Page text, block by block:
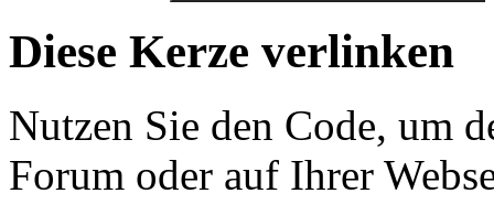
Diese Kerze verlinken
Nutzen Sie den Code, um
Forum oder auf Ihrer